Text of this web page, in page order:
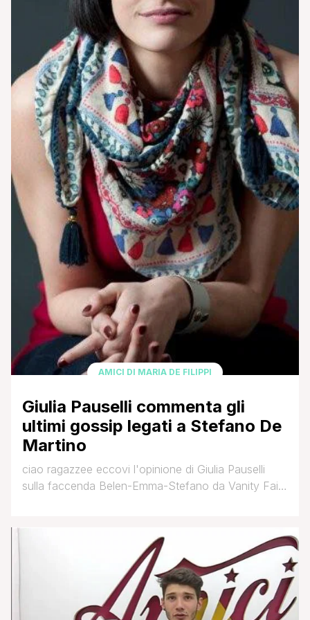
AMICI DI MARIA DE FILIPPI
Giulia Pauselli commenta gli
ultimi gossip legati a Stefano De
Martino
ciao ragazzee eccovi l'opinione di Giulia Pauselli
sulla faccenda Belen-Emma-Stefano da Vanity Fair.
cafoncello napoletano, da bello maledetto, colpisce
facile. E noi ci siamo cascate: io, Emma, Belen
Rodriguez, tutte dentro il suo sorriso smagliante, la
sua simpatia eversiva, [']